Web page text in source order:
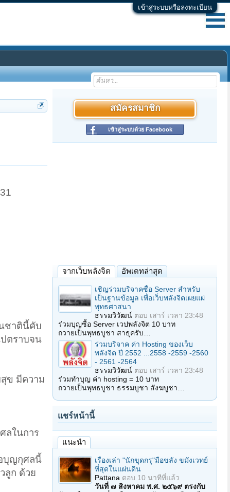
เข้าสู่ระบบหรือลงทะเบียน
ชาตินี้คับ
ตราบจน
ข มีความ
ลในการ
บุญกุศลนี้
ลูก ด้วย
สมัครสมาชิก
เข้าสู่ระบบด้วย Facebook
จากเว็บพลังจิต อัพเดทล่าสุด
เชิญร่วมบริจาคซื้อ Server สำหรับ
เป็นฐานข้อมูล เพื่อเว็บพลังจิตเผยแผ่
พุทธศาสนา
ธรรมวิวัฒน์ ตอบ เสาร์ เวลา 23:48
ร่วมบุญซื้อ Server เวปพลังจิต 10 บาท
ถวายเป็นพุทธบูชา สาธุครับ…
ร่วมบริจาค ค่า Hosting ของเว็บ
พลังจิต ปี 2552 ...2558 -2559 -2560
- 2561 -2564
ธรรมวิวัฒน์ ตอบ เสาร์ เวลา 23:48
ร่วมทำบุญ ค่า hosting = 10 บาท
ถวายเป็นพุทธบูชา ธรรมบูชา สังฆบูชา…
แชร์หน้านี้
แนะนำ
เรื่องเล่า "นักขุดกรุ"มือขลัง ขมังเวทย์
ที่สุดในแผ่นดิน
Pattana ตอบ 10 นาทีที่แล้ว
วันที่ ๗ สิงหาคม พ.ศ. ๒๕๖๙ ตรงกับ